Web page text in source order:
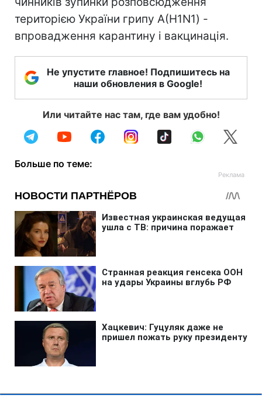
територією України грипу А(H1N1) -
впровадження карантину і вакцинація.
Не упустите главное! Подпишитесь на
наши обновления в Google!
Или читайте нас там, где вам удобно!
Больше по теме: